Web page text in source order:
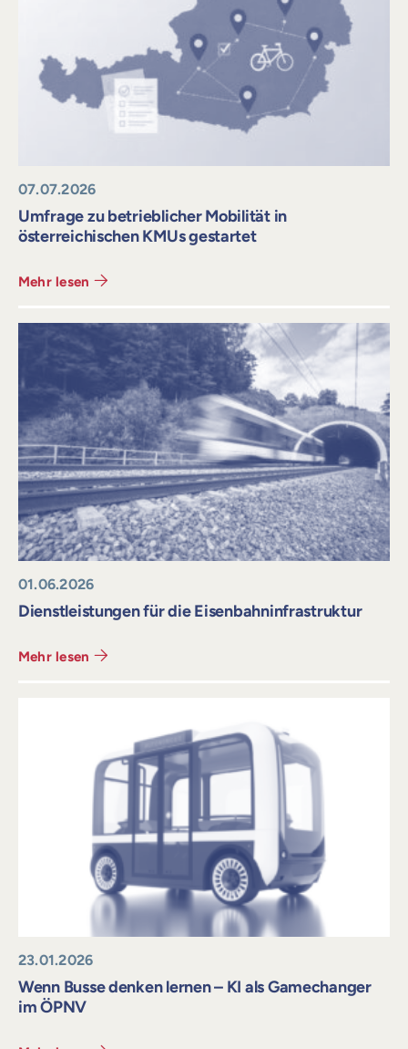
07.07.2026
Umfrage zu betrieblicher Mobilität in
österreichischen KMUs gestartet
Mehr lesen
01.06.2026
Dienstleistungen für die Eisenbahninfrastruktur
Mehr lesen
23.01.2026
Wenn Busse denken lernen – KI als Gamechanger
im ÖPNV